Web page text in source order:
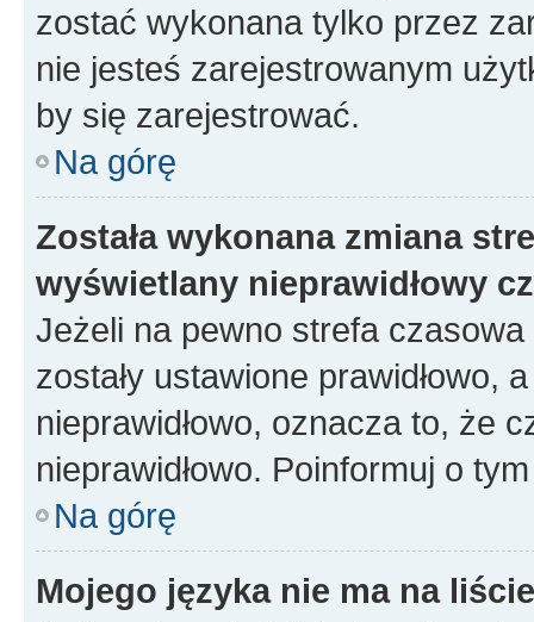
zostać wykonana tylko przez
nie jesteś zarejestrowanym
by się zarejestrować.
Na górę
Została wykonana zmiana
wyświetlany nieprawidłowy
Jeżeli na pewno strefa
zostały ustawione prawidłowo,
nieprawidłowo, oznacza to, że
nieprawidłowo. Poinformuj o
Na górę
Mojego języka nie ma na